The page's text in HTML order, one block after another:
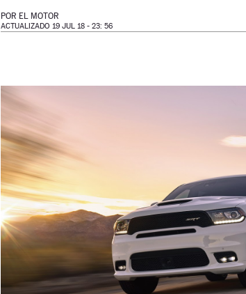
POR EL MOTOR
ACTUALIZADO 19 JUL 18 - 23: 56